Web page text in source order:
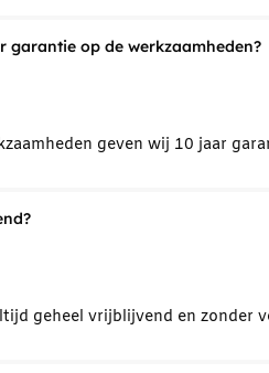
garantie op de werkzaamheden?
geven wij 10 jaar
geheel vrijblijvend en